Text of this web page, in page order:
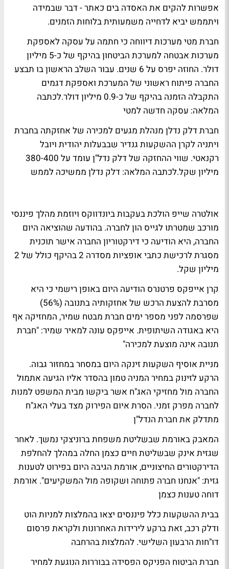
אפשרות להקים את האסדה בים כאתר - דבר שבמידה
ויתממש יביא לדחייה משמעותית בלוחות הזמנים.
חברת מטי מערכות דיווחה כי חתמה על עסקה לאספקת
מערכות אבטחה למערכת הביטחון בהיקף של כ-5 מיליון
דולר. החוזה יפרס על 6 שנים. עבור השלב הראשון בו תבצע
החברה פיתוח ראשוני של המערכת ואספקת דגמים
התקבלה הזמנה בהיקף של כ-0.9 מיליון דולר.
לכתבה
המלאה: עסקה חדשה למטי
חברת דלק נדלן מנהלת מגעים למכירה של אחזקתה בחברת
ויתניה לקרן ההשקעות גנדיר שבבעלות יהודית ויובל
רקנאטי. שווי ההחזקה של דלק נדל"ן עומד על 380-400
מיליון שקל.לכתבה המלאה: דלק נדלן ממשיכה לממש
אולטרה שייפ הולכת בעקבות ביונדווקס ויוזמת מהלך פיננסי
מורכב שמטרתו לגייס הון לחברה. בהודעה שהוציאה היום
החברה, היא הודיעה כי דירקטוריון החברה אישר תוכנית
מסגרת לרכישת כתבי אופציות מסדרה 2 בהיקף כולל של 2
מיליון שקל.
קרן אייפקס פרטנרס הודיעה היום באופן רישמי כי היא
מסרבת להצעת הרכש של אחזקותיה בתנובה (56%)
שפרסמה לפני מספר ימים חברת מבטח שמיר, המחזיקה אף
היא באגודה השיתופית. אייפקס עונה למאיר שמיר: "חברת
תנובה אינה מוצעת למכירה"
מניית אוסיף השקעות זינקה היום במסחר במחזור גבוה.
הרקע לזינוק במחיר המניה טמון בהסדר אליו הגיעה אתמול
החברה מול מחזיקי האג"ח אשר ביקשו מבית המשפט למנות
לחברה מפרק זמני. הסרת איום הפירוק מצד בעלי האג"ח
מתדלק את חברת הנדל"ן
המאבק באורמת שבשליטת משפחת ברוניצקי נמשך. לאחר
שגזית אינק שבשליטת חיים כצמן החלה במהלך להחלפת
הדירקטורים החיצוניים, אורמת הגיבה היום בפירוט לטענות
גזית: "אנחנו חברה פתוחה ושקופה מול המשקיעים". אורמת
דוחה טענות כצמן
בבית ההשקעות כלל פיננסים יצאו בהמלצות למניות הוט
ודלק רכב, זאת ברקע לירידות האחרונות ולקראת פרסום
דו"חות הרבעון השלישי. להמלצות בהרחבה
חברת הביטוח הפניקס הפסידה בבוררות הנוגעת למחיר